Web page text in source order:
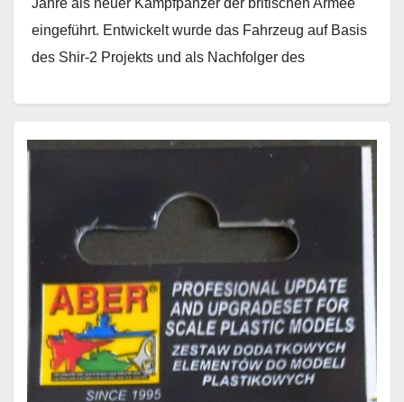
eingeführt. Entwickelt wurde das Fahrzeug auf Basis
des Shir-2 Projekts und als Nachfolger des